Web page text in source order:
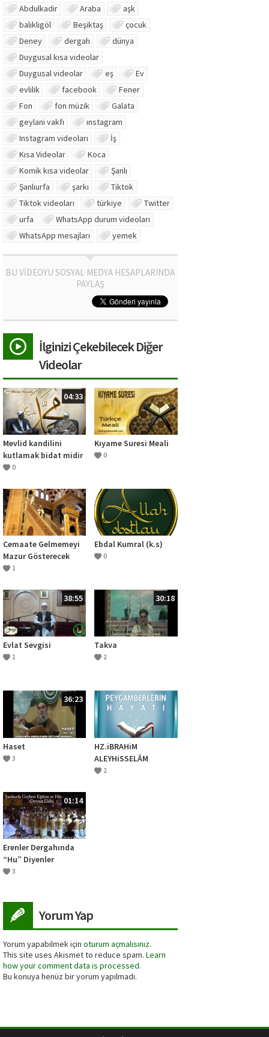
Abdulkadir Araba
aşk
balıklıgöl
Beşiktaş
çocuk
Deney
dergah
dünya
Duygusal kısa videolar
Duygusal videolar
eş
Ev
evlilik
facebook
Fener
Fon
fon müzik
Galata
geylani vakfı
ınstagram
Instagram videoları
İş
Kısa Videolar
Koca
Komik kısa videolar
Şanlı
Şanlıurfa
şarkı
Tiktok
Tiktok videoları
türkiye
Twitter
urfa
WhatsApp durum videoları
WhatsApp mesajları
yemek
BU VİDEOYU SOSYAL MEDYA HESAPLARINDA
PAYLAŞ
İlginizi Çekebilecek Diğer
Videolar
04:33
Mevlid kandilini
kutlamak bidat midir
?
0
Kıyame Suresi Meali
0
Cemaate Gelmemeyi
Mazur Gösterecek
Haller
1
Ebdal Kumral (k.s)
0
38:55
Evlat Sevgisi
1
30:18
Takva
2
36:23
Haset
3
HZ.iBRAHiM
ALEYHiSSELÂM
2
01:14
Erenler Dergahında
“Hu” Diyenler
Kadirilerdir
3
Yorum Yap
Yorum yapabilmek için oturum açmalısınız.
This site uses Akismet to reduce spam. Learn
how your comment data is processed.
Bu konuya henüz bir yorum yapılmadı.